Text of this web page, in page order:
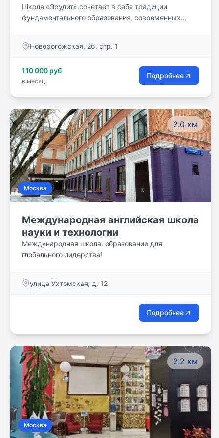
Школа «Эрудит» сочетает в себе традиции
фундаментального образования, современных
Новорогожская, 26, стр. 1
110 000 руб
в месяц
Подробнее
2.0 км
Москва
Международная английская школа
науки и технологии
Международная школа: образование для
глобального лидерства!
улица Ухтомская, д. 12
Подробнее
2.2 км
Москва